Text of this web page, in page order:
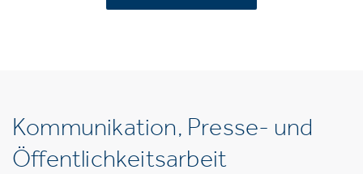
Kommunikation, Presse- und
Öffentlichkeitsarbeit